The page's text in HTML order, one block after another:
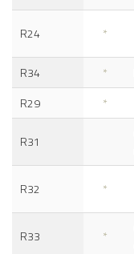
R24 *
R34 *
R29 *
R31
R32 *
R33 *